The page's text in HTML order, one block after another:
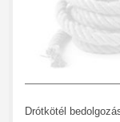
Drótkötél